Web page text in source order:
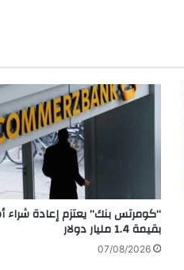
ط
ل
ا
ق
م
ن
ص
ة
م
ن
“كومرتس بنك” يعتزم إعادة
بقيمة 1.4 مليار دولار
07/08/2026